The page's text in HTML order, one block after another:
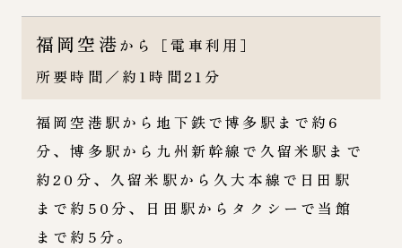
福岡空港から［電車利用］
所要時間／約1時間21分
福岡空港駅から地下鉄で博多駅まで約6
分、博多駅から九州新幹線で久留米駅まで
約20分、久留米駅から久大本線で日田駅
まで約50分、日田駅からタクシーで当館
まで約5分。